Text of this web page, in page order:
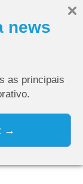
news
as principais
→